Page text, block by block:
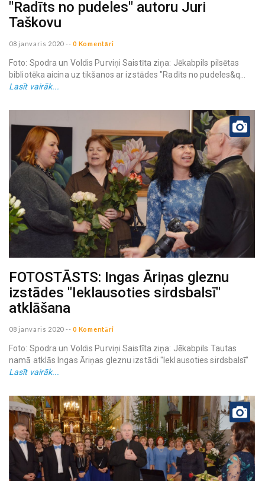
"Radīts no pudeles" autoru Juri
Taškovu
08 janvaris 2020 -- 0 Komentāri
Foto: Spodra un Voldis Purviņi Saistīta ziņa: Jēkabpils pilsētas
bibliotēka aicina uz tikšanos ar izstādes "Radīts no pudeles&q...
Lasīt vairāk...
FOTOSTĀSTS: Ingas Āriņas gleznu
izstādes "Ieklausoties sirdsbalsī"
atklāšana
08 janvaris 2020 -- 0 Komentāri
Foto: Spodra un Voldis Purviņi Saistīta ziņa: Jēkabpils Tautas
namā atklās Ingas Āriņas gleznu izstādi "Ieklausoties sirdsbalsī"
Lasīt vairāk...